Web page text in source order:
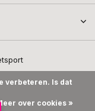
verbeteren. Is dat
over cookies »